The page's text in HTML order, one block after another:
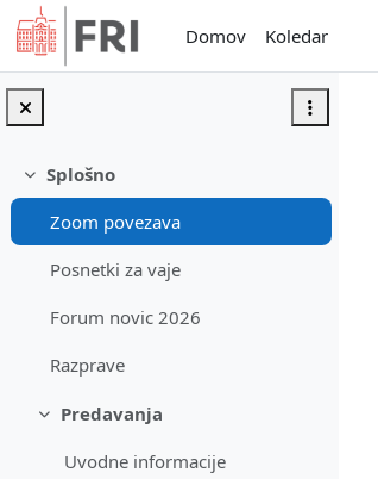
Preskoči na glavno vsebino
Domov
Koledar
SkrčiSplošno
Zoom povezava
Posnetki za vaje
Forum novic 2026
Razprave
SkrčiPredavanja
Uvodne informacije